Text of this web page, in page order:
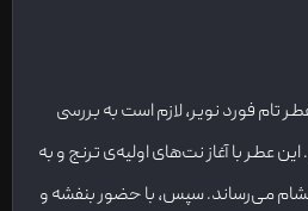
تام فورد نویر، لازم است به بررسی
عطر با آغاز نت‌های اولیه‌ی ترنج و به
می‌رساند. سپس، با حضور بنفشه و